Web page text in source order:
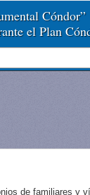
Cóndor”
el Plan
de familiares y